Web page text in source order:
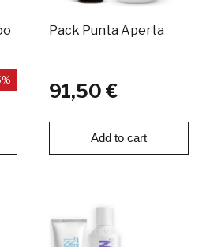
Pack Punta Aperta
91,50 €
Add to cart